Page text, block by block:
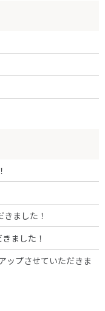
ました！
ました！
ップさせていただきま